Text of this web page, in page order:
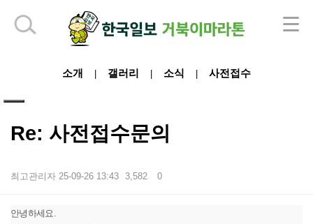
소개 갤러리 소식 사전접수
Re: 사전접수문의
최고관리자 25-09-26 13:43 3,582 0
본문
안녕하세요.
하단 영역